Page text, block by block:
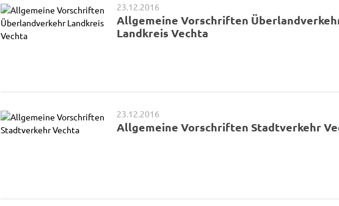
23.12.2016
Allgemeine Vorschriften
Landkreis Vechta
23.12.2016
Allgemeine Vorschriften Stadtverkehr